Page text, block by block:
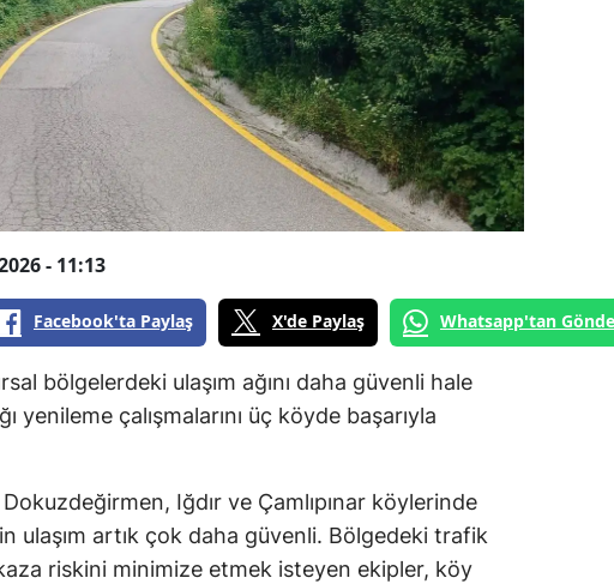
- 11:13
Facebook'ta Paylaş X'de Paylaş Whatsapp'tan
bölgelerdeki ulaşım ağını daha güvenli hale
yenileme çalışmalarını üç köyde başarıyla
Iğdır ve Çamlıpınar köylerinde
ulaşım artık çok daha güvenli. Bölgedeki trafik
kaza riskini minimize etmek isteyen ekipler, köy